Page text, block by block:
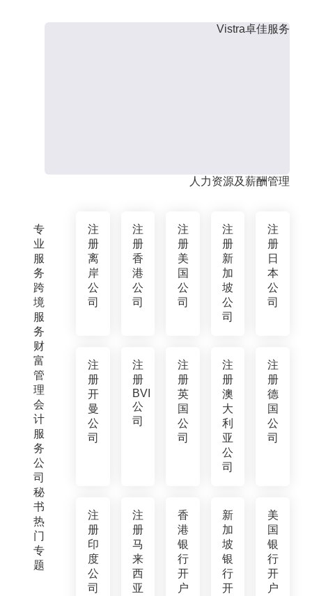
专
业
服
务
跨
境
服
务
财
富
管
理
会
计
服
务
公
司
秘
书
热
门
专
题
Vistra卓佳服务
人力资源及薪酬管理
注
册
离
岸
公
司
注
册
香
港
公
司
注
册
美
国
公
司
注
册
新
加
坡
公
司
注
册
日
本
公
司
注
册
开
曼
公
司
注
册
BVI
公
司
注
册
英
国
公
司
注
册
澳
大
利
亚
公
司
注
册
德
国
公
司
注
册
印
度
公
司
注
册
马
来
西
亚
香
港
银
行
开
户
新
加
坡
银
行
开
美
国
银
行
开
户